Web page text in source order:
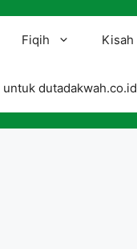
Fiqih Kisah
dutadakwah.co.id